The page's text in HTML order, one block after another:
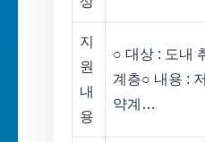
지
원
내
용
○ 대상 : 도내
계층○ 내용 :
약계…